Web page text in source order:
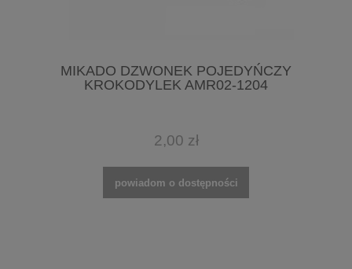
MIKADO DZWONEK POJEDYŃCZY
KROKODYLEK AMR02-1204
2,00 zł
powiadom o dostępności